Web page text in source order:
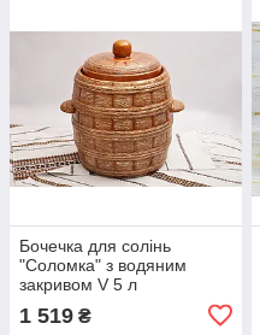
Бочечка для солінь
"Соломка" з водяним
закривом V 5 л
1 519 ₴